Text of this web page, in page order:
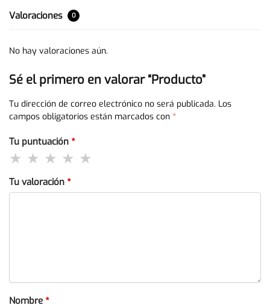
Valoraciones 0
No hay valoraciones aún.
Sé el primero en valorar “Producto”
Tu dirección de correo electrónico no será publicada. Los
campos obligatorios están marcados con *
Tu puntuación *
Tu valoración *
Nombre *